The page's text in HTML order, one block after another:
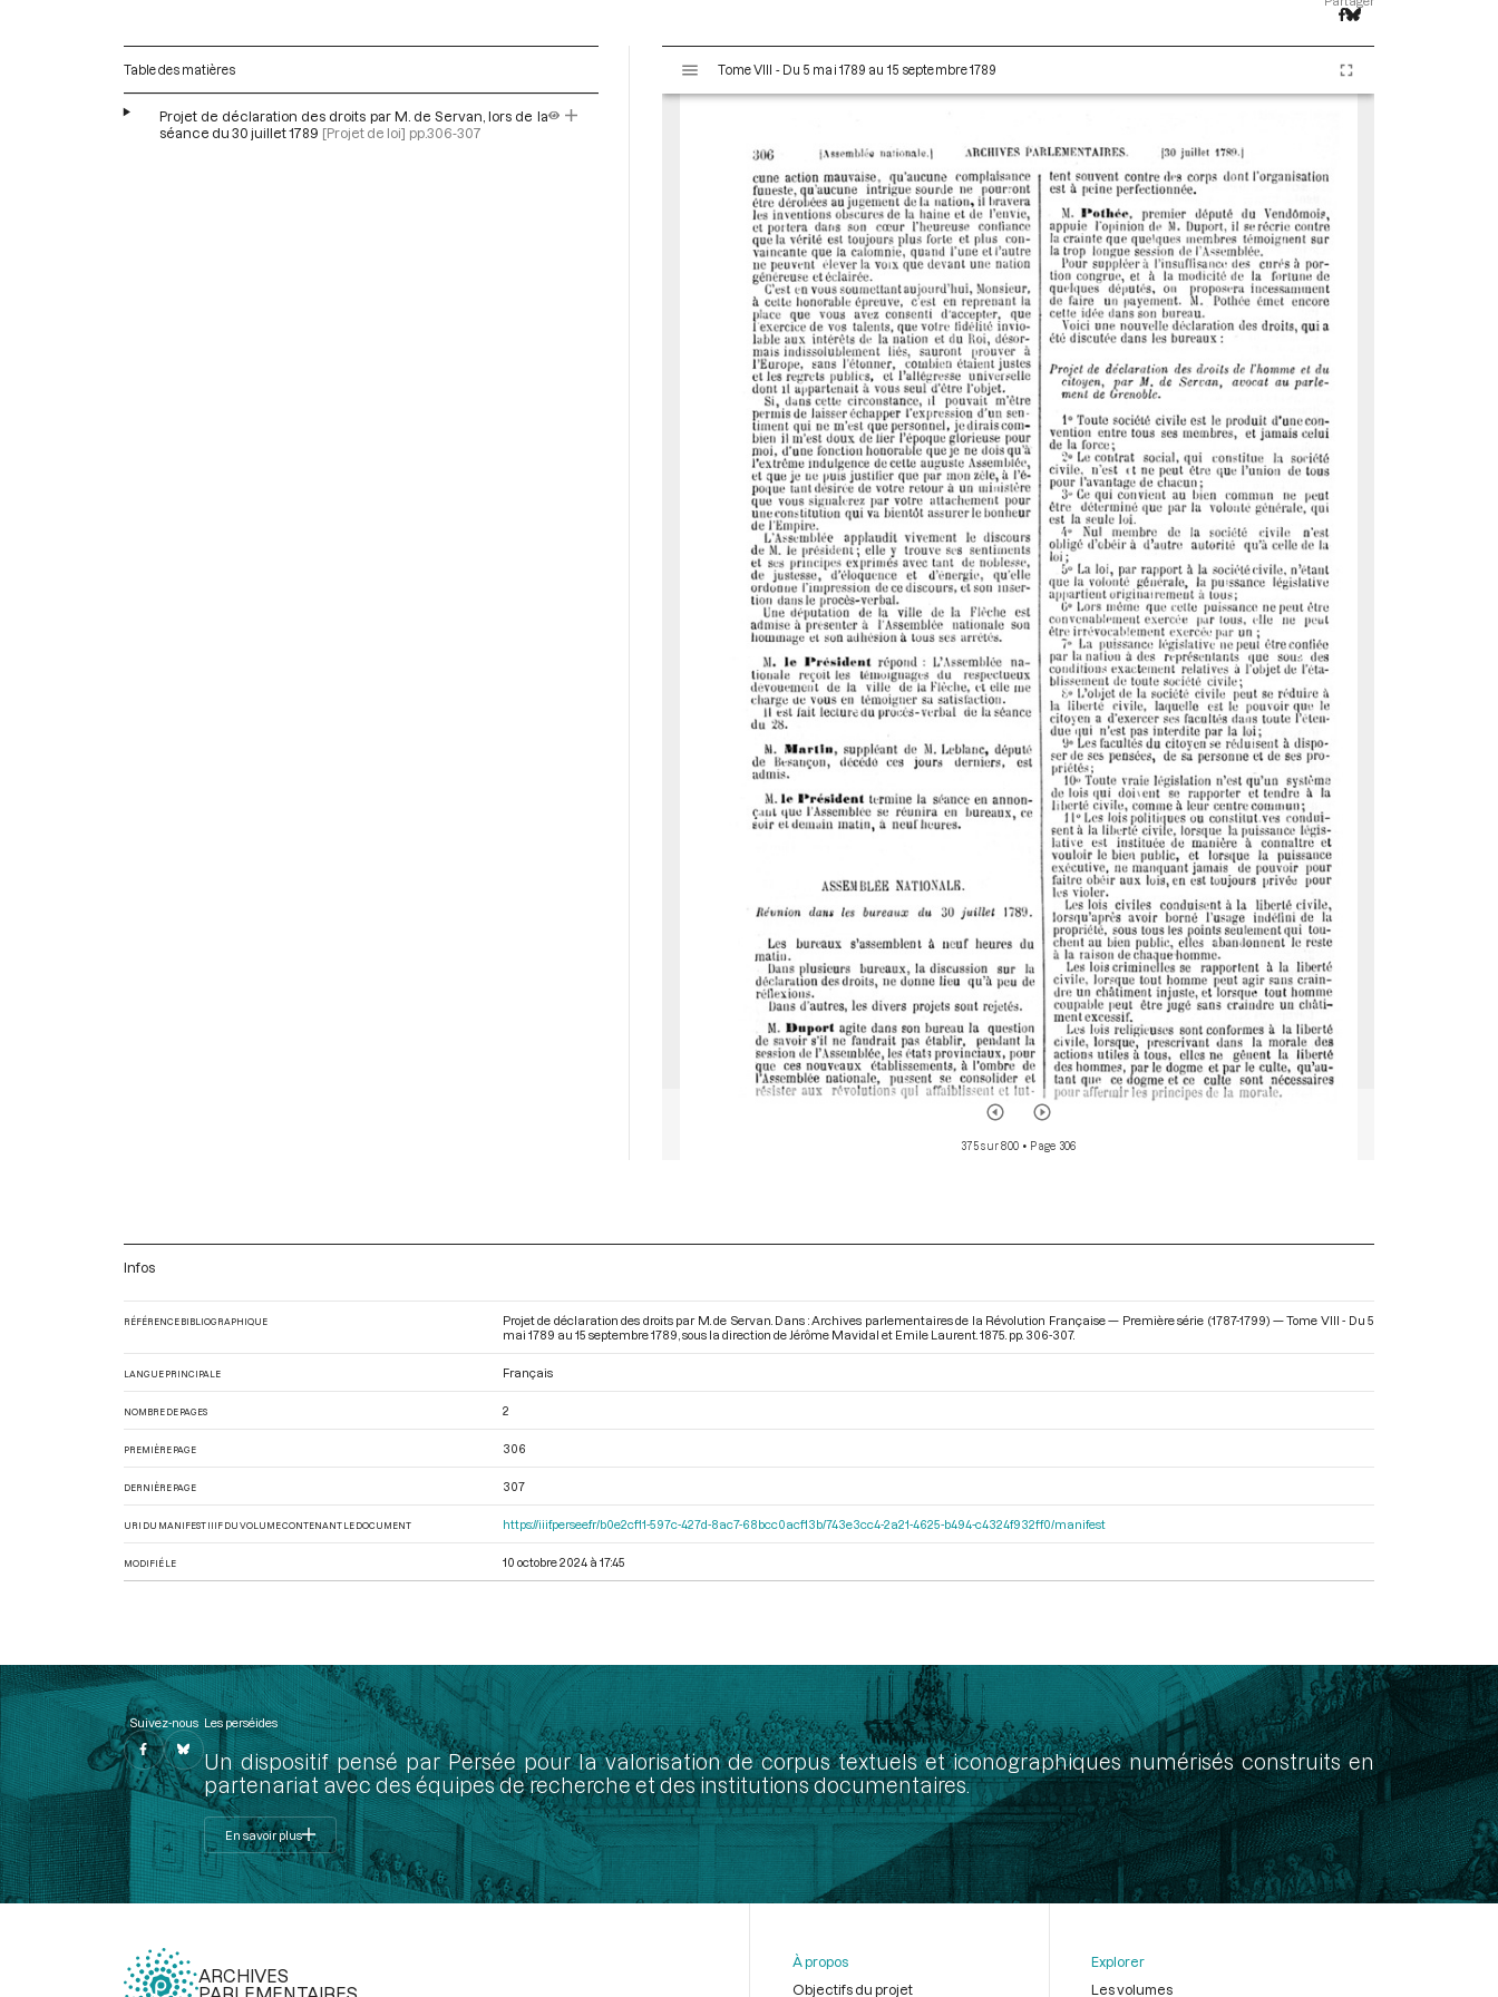
Table des matières
Projet de déclaration des droits par M. de Servan, lors de la
séance du 30 juillet 1789 [Projet de loi] pp.306-307
s
Tome VIII - Du 5 mai 1789 au 15 septembre 1789
375 sur 800 • Page 306
Infos
RÉFÉRENCE BIBLIOGRAPHIQUE
Projet de déclaration des droits par M. de Servan. Dans : Archives parlementaires de la Révolution Française — Première série (1787-1799) — Tome VIII - Du 5
mai 1789 au 15 septembre 1789 , sous la direction de Jérôme Mavidal et Emile Laurent. 1875. pp. 306-307.
LANGUE PRINCIPALE Français
NOMBRE DE PAGES 2
PREMIÈRE PAGE 306
DERNIÈRE PAGE 307
URI DU MANIFEST IIIF DU VOLUME CONTENANT LE DOCUMENT https://iiif.persee.fr/b0e2cf11-597c-427d-8ac7-68bcc0acf13b/743e3cc4-2a21-4625-b494-c4324f932ff0/manifest
MODIFIÉ LE 10 octobre 2024 à 17:45
Suivez-nous Les perséides
Un dispositif pensé par Persée pour la valorisation de corpus textuels et iconographiques numérisés construits en
partenariat avec des équipes de recherche et des institutions documentaires.
En savoir plus
ARCHIVES
À propos
Objectifs du projet
Explorer
Les volumes